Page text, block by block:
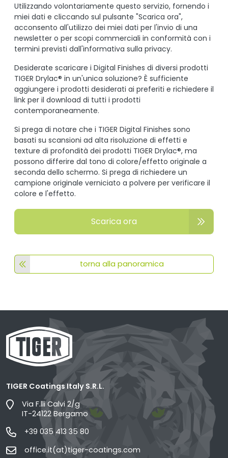
Utilizzando volontariamente questo servizio, fornendo i
miei dati e cliccando sul pulsante "Scarica ora",
acconsento all'utilizzo dei miei dati per l'invio di una
newsletter o per scopi commerciali in conformità con i
termini previsti dall'informativa sulla privacy.
Desiderate scaricare i Digital Finishes di diversi prodotti
TIGER Drylac® in un'unica soluzione? È sufficiente
aggiungere i prodotti desiderati ai preferiti e richiedere il
link per il download di tutti i prodotti
contemporaneamente.
Si prega di notare che i TIGER Digital Finishes sono
basati su scansioni ad alta risoluzione di effetti e
texture di profondità dei prodotti TIGER Drylac®, ma
possono differire dal tono di colore/effetto originale a
seconda dello schermo. Si prega di richiedere un
campione originale verniciato a polvere per verificare il
colore e l'effetto.
Scarica ora
torna alla panoramica
TIGER Coatings Italy S.R.L.
Via F.lli Calvi 2/g
IT-24122 Bergamo
+39 035 413 35 80
office.it(at)tiger-coatings.com